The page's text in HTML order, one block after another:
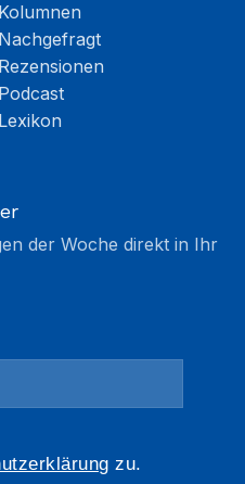
Kolumnen
Nachgefragt
Rezensionen
Podcast
Lexikon
der Woche direkt in Ihr